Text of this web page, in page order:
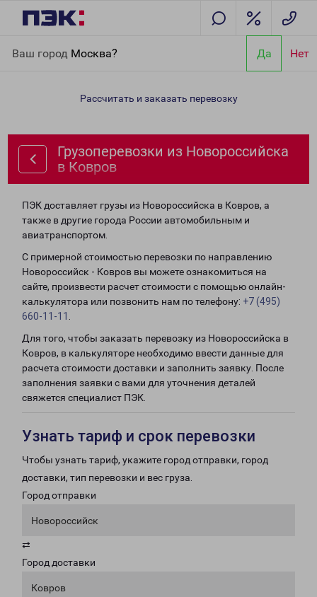
Ваш город Москва? Да Нет
Ковров
Рассчитать и заказать перевозку
Грузоперевозки из Новороссийска
в Ковров
ПЭК доставляет грузы из Новороссийска в Ковров, а
также в другие города России автомобильным и
авиатранспортом.
С примерной стоимостью перевозки по направлению
Новороссийск - Ковров вы можете ознакомиться на
сайте, произвести расчет стоимости с помощью онлайн-
калькулятора или позвонить нам по телефону: +7 (495)
660-11-11
Для того, чтобы заказать перевозку из Новороссийска в
Ковров, в калькуляторе необходимо ввести данные для
расчета стоимости доставки и заполнить заявку. После
заполнения заявки с вами для уточнения деталей
свяжется специалист ПЭК.
Узнать тариф и срок перевозки
Чтобы узнать тариф, укажите город отправки, город
доставки, тип перевозки и вес груза.
Город отправки
Новороссийск
⇄
Город доставки
Ковров